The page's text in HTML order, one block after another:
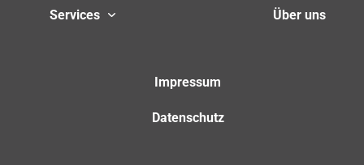
Services Über uns
Impressum
Datenschutz